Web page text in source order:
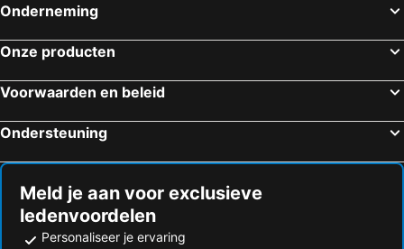
Onderneming
Onze producten
Voorwaarden en beleid
Ondersteuning
Meld je aan voor exclusieve
ledenvoordelen
Personaliseer je ervaring